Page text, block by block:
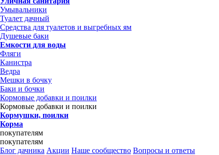
Умывальники
Туалет дачный
Средства для туалетов и выгребных ям
Душевые баки
Емкости для воды
Фляги
Канистра
Ведра
Мешки в бочку
Баки и бочки
Кормовые добавки и поилки
Кормовые добавки и поилки
Кормушки, поилки
Корма
покупателям
покупателям
Блог дачника Акции Наше сообщество Вопросы и ответы